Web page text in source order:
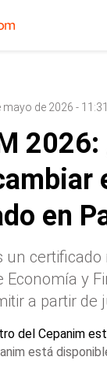
mayo de 2026 - 11:31
en
un
Economía y
a partir de
está